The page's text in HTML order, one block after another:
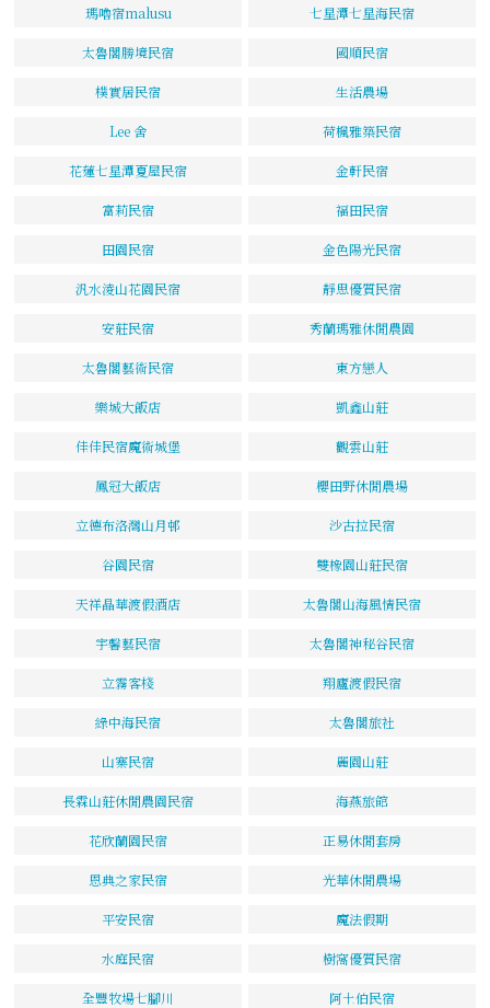
瑪嚕宿malusu 七星潭七星海民宿
太魯閣勝境民宿 國順民宿
樸實居民宿 生活農場
Lee 舍 荷楓雅築民宿
花蓮七星潭夏屋民宿 金軒民宿
富莉民宿 福田民宿
田園民宿 金色陽光民宿
汎水淩山花園民宿 靜思優質民宿
安莊民宿 秀蘭瑪雅休閒農園
太魯閣藝術民宿 東方戀人
樂城大飯店 凱鑫山莊
佳佳民宿魔術城堡 觀雲山莊
鳳冠大飯店 櫻田野休閒農場
立德布洛灣山月邨 沙古拉民宿
谷園民宿 雙橡園山莊民宿
天祥晶華渡假酒店 太魯閣山海風情民宿
宇馨藝民宿 太魯閣神秘谷民宿
立霧客棧 翔廬渡假民宿
綠中海民宿 太魯閣旅社
山寨民宿 麗園山莊
長霖山莊休閒農園民宿 海燕旅館
花欣蘭園民宿 正易休閒套房
恩典之家民宿 光華休閒農場
平安民宿 魔法假期
水庭民宿 樹窩優質民宿
全豐牧場七腳川 阿土伯民宿